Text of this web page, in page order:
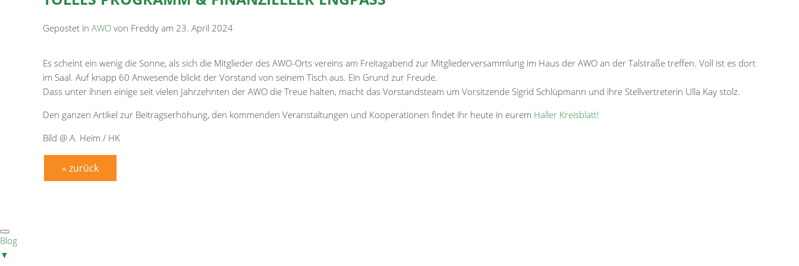
Gepostet in AWO von Freddy am 23. April 2024
Es scheint ein wenig die Sonne, als sich die Mitglieder des AWO-Orts vereins am Freitagabend zur Mitgliederversammlung im Haus der AWO an der Talstraße treffen. Voll ist es dort
im Saal. Auf knapp 60 Anwesende blickt der Vorstand von seinem Tisch aus. Ein Grund zur Freude.
Dass unter ihnen einige seit vielen Jahrzehnten der AWO die Treue halten, macht das Vorstandsteam um Vorsitzende Sigrid Schlüpmann und ihre Stellvertreterin Ulla Kay stolz.
Den ganzen Artikel zur Beitragserhöhung, den kommenden Veranstaltungen und Kooperationen findet ihr heute in eurem Haller Kreisblatt!
Bild @ A. Heim / HK
« zurück
Blog
▼